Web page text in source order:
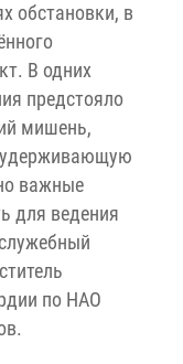
обстановки, в
В одних
предстояло
мишень,
важные
для ведения
по НАО